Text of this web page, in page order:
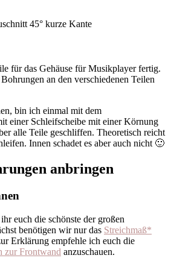
für das Gehäuse für Musikplayer fertig.
an den verschiedenen Teilen
bin ich einmal mit dem
einer Schleifscheibe mit einer Körnung
alle Teile geschliffen. Theoretisch reicht
Innen schadet es aber auch nicht 🙂
anbringen
euch die schönste der großen
benötigen wir nur das Streichmaß*
Erklärung empfehle ich euch die
zur Frontwand anzuschauen.